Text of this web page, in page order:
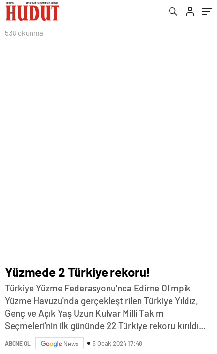
538 okunma
Yüzmede 2 Türkiye rekoru!
Türkiye Yüzme Federasyonu'nca Edirne Olimpik
Yüzme Havuzu'nda gerçekleştirilen Türkiye Yıldız,
Genç ve Açık Yaş Uzun Kulvar Milli Takım
Seçmeleri'nin ilk gününde 22 Türkiye rekoru kırıldı…
ABONE OL News 5 Ocak 2024 17:48